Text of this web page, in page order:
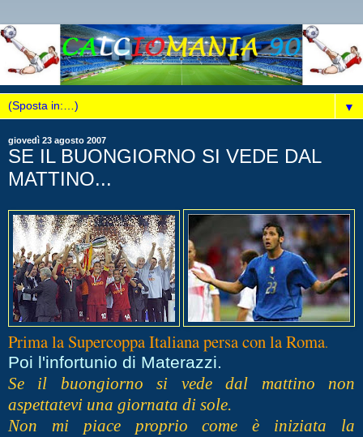
▼
giovedì 23 agosto 2007
SE IL BUONGIORNO SI VEDE DAL
MATTINO...
Prima la Supercoppa Italiana persa con la Roma.
Poi l'infortunio di Materazzi.
Se il buongiorno si vede dal mattino non
aspettatevi una giornata di sole.
Non mi piace proprio come è iniziata la